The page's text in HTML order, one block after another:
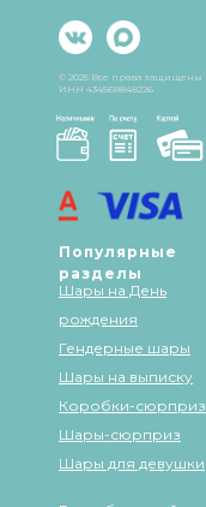
Популярные
разделы
Шары на День
рождения
© 2025 Все права защищены
Гендерные шары
Шары на выписку
Коробки-сюрприз
Шары-сюрприз
Шары для девушки
ИНН 434568848226